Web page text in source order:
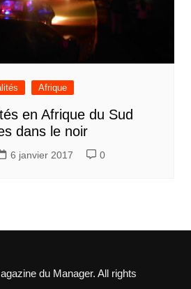
Afrique
en Afrique du Sud
dans le noir
6 janvier 2017 0
du Manager. All rights